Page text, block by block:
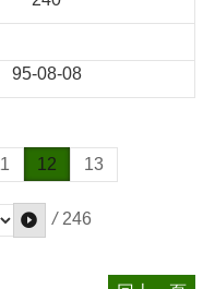
95-08-08
12 13
/ 246